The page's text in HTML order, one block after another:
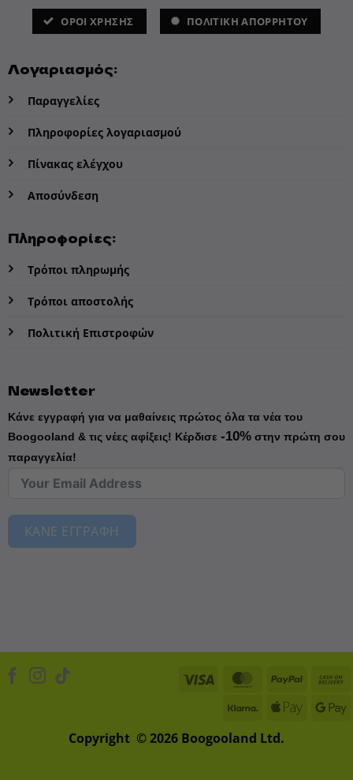
ΌΡΟΙ ΧΡΗΣΗΣ ΠΟΛΙΤΙΚΗ ΑΠΟΡΡΗΤΟΥ
Λογαριασμός:
Παραγγελίες
Πληροφορίες λογαριασμού
Πίνακας ελέγχου
Αποσύνδεση
Πληροφορίες:
Τρόποι πληρωμής
Τρόποι αποστολής
Πολιτική Επιστροφών
Newsletter
Κάνε εγγραφή για να μαθαίνεις πρώτος όλα τα νέα του
Boogooland & τις νέες αφίξεις! Κέρδισε -10%στην πρώτη σου
παραγγελία!
ΚΑΝΕ ΕΓΓΡΑΦΗ
Copyright © 2026 Boogooland Ltd.
Visa MasterCard
PayPal
KlarnaApple